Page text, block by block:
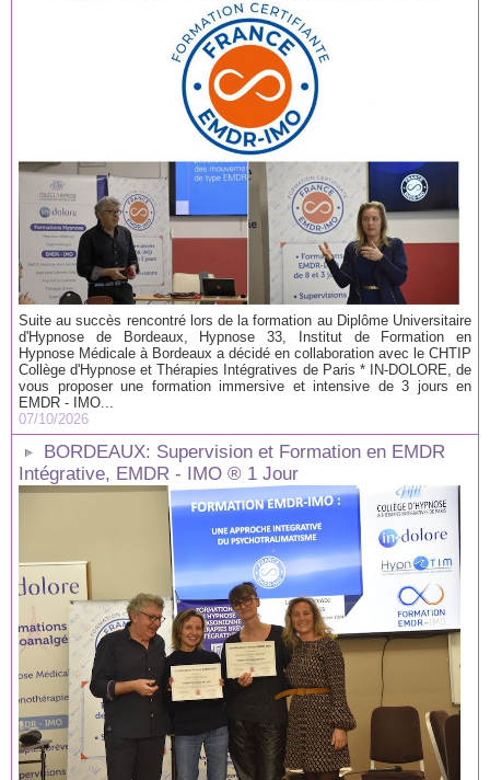
Suite au succès rencontré lors de la formation au Diplôme Universitaire
d'Hypnose de Bordeaux, Hypnose 33, Institut de Formation en
Hypnose Médicale à Bordeaux a décidé en collaboration avec le CHTIP
Collège d'Hypnose et Thérapies Intégratives de Paris * IN-DOLORE, de
vous proposer une formation immersive et intensive de 3 jours en
EMDR - IMO...
07/10/2026
BORDEAUX: Supervision et Formation en EMDR
Intégrative, EMDR - IMO ® 1 Jour